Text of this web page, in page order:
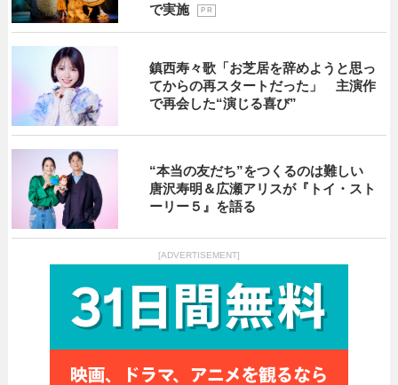
で実施
P R
鎮西寿々歌「お芝居を辞めようと思っ
てからの再スタートだった」 主演作
で再会した“演じる喜び”
“本当の友だち”をつくるのは難しい
唐沢寿明＆広瀬アリスが『トイ・スト
ーリー５』を語る
[ADVERTISEMENT]